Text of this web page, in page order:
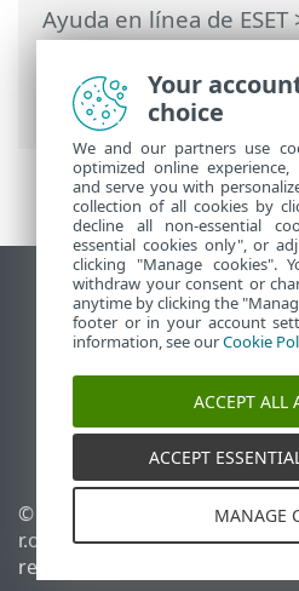
Ayuda en línea de ESET
Utilización de ESET
PROTECT Menú
Vulnerabilidades
Ver sitio para ordenador
End of Life
Base de conocimiento de
ESET Status Portal
Soporte técnico regional
© 1992 - 2026 ESET, spol. s
r.o. Todos los derechos
reservados.
Your
choice
We and our partners use
optimized online
and serve you with
collection of all cookies by
decline all non-essential
essential cookies only", or
clicking "Manage
withdraw your consent or
anytime by clicking the
footer or in your account
information, see ourCookie
ACCEPT ALL
ACCEPT
MANAGE